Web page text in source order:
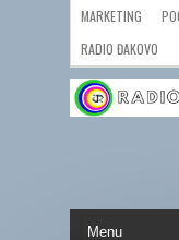
MARKETING
RADIO ĐAKOVO